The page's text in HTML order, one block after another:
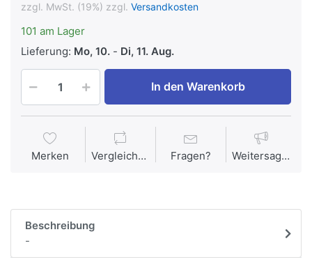
zzgl. MwSt. (19%) zzgl. Versandkosten
101 am Lager
Lieferung: Mo, 10. - Di, 11. Aug.
In den Warenkorb
Merken Vergleichen Fragen? Weitersagen
Beschreibung
-